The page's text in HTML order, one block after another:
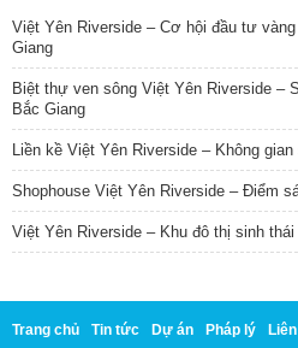
Việt Yên Riverside – Cơ hội đầu tư
Giang
Biệt thự ven sông Việt Yên Riverside –
Bắc Giang
Liền kề Việt Yên Riverside – Không
Shophouse Việt Yên Riverside – Điểm
Việt Yên Riverside – Khu đô thị sinh
Trang chủ Tin tức Dự án Pháp lý